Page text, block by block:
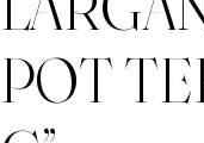
POT